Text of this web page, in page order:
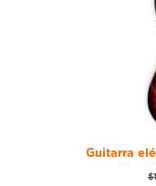
Guitarra
$